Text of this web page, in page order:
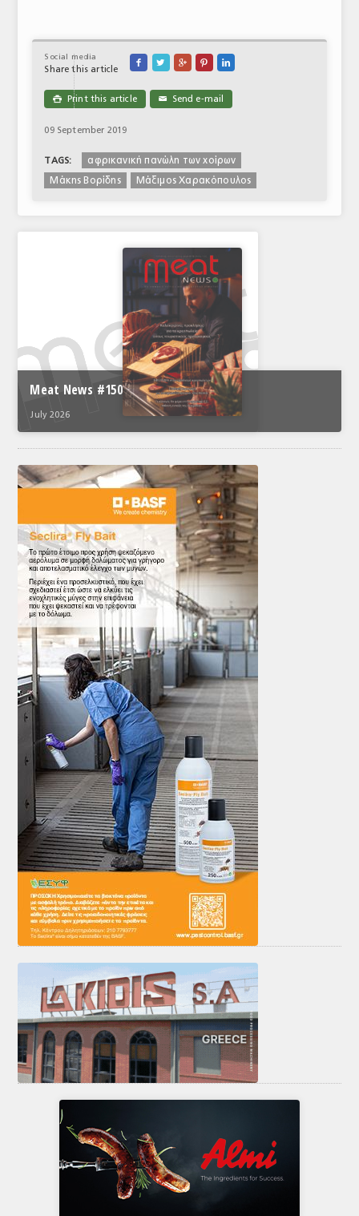
Social media
Share this article
    
 Print this article ✉ Send e-mail
09 September 2019
TAGS:
αφρικανική πανώλη των χοίρων
Μάκης Βορίδης
Μάξιμος Χαρακόπουλος
Meat News #150
July 2026